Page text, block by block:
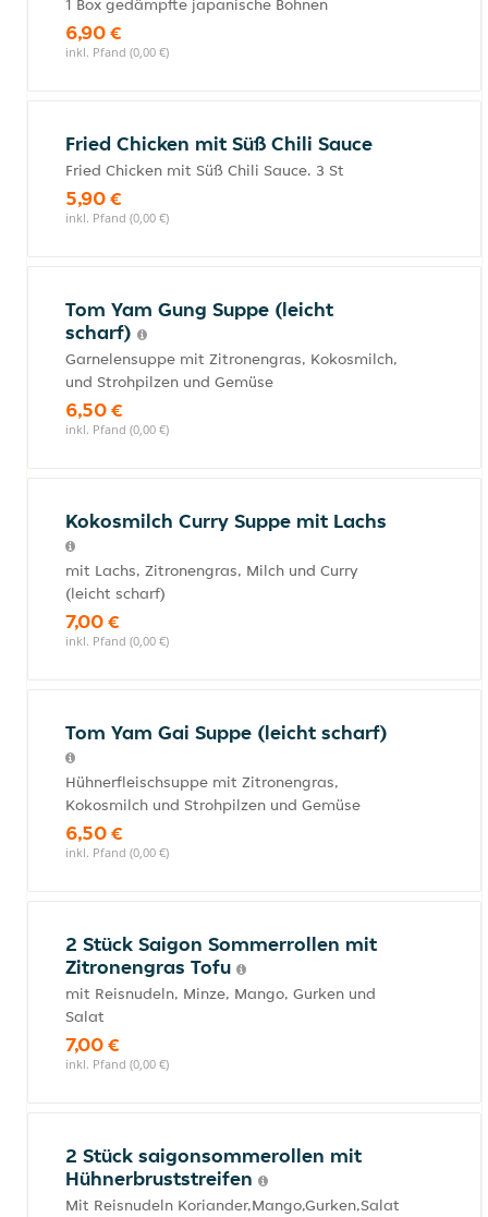
1 Box gedämpfte japanische Bohnen
6,90 €
inkl. Pfand (0,00 €)
Fried Chicken mit Süß Chili Sauce
Fried Chicken mit Süß Chili Sauce. 3 St
5,90 €
inkl. Pfand (0,00 €)
Tom Yam Gung Suppe (leicht
scharf)
Garnelensuppe mit Zitronengras, Kokosmilch,
und Strohpilzen und Gemüse
6,50 €
inkl. Pfand (0,00 €)
Kokosmilch Curry Suppe mit Lachs
mit Lachs, Zitronengras, Milch und Curry
(leicht scharf)
7,00 €
inkl. Pfand (0,00 €)
Tom Yam Gai Suppe (leicht scharf)
Hühnerfleischsuppe mit Zitronengras,
Kokosmilch und Strohpilzen und Gemüse
6,50 €
inkl. Pfand (0,00 €)
2 Stück Saigon Sommerrollen mit
Zitronengras Tofu
mit Reisnudeln, Minze, Mango, Gurken und
Salat
7,00 €
inkl. Pfand (0,00 €)
2 Stück saigonsommerollen mit
Hühnerbruststreifen
Mit Reisnudeln Koriander,Mango,Gurken,Salat